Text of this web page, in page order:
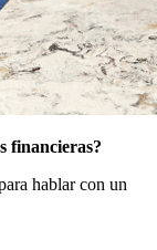
financieras?
hablar con un